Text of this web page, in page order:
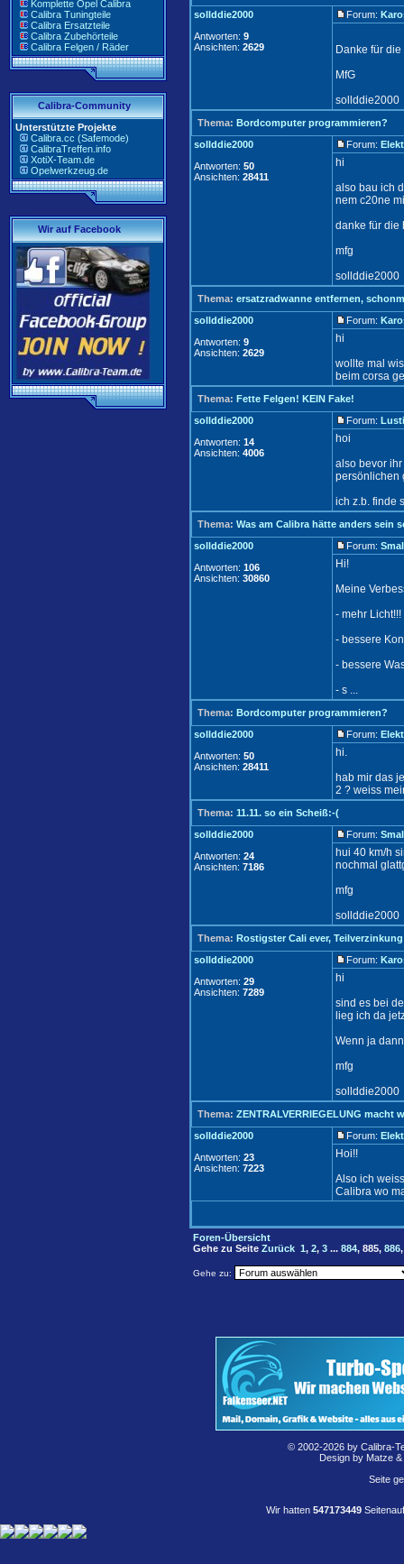
Komplette Opel Calibra
Calibra Tuningteile
Calibra Ersatzteile
Calibra Zubehörteile
Calibra Felgen / Räder
Calibra-Community
Unterstützte Projekte
Calibra.cc (Safemode)
CalibraTreffen.info
XotiX-Team.de
Opelwerkzeug.de
Wir auf Facebook
sollddie2000
Antworten: 9
Ansichten: 2629
Forum:
Danke für
MfG
sollddie2000
Thema: Bordcomputer programmieren?
sollddie2000
Antworten: 50
Ansichten: 28411
Forum:
hi
also bau ich
nem c20ne
danke für die
mfg
sollddie2000
Thema: ersatzradwanne entfernen,
sollddie2000
Antworten: 9
Ansichten: 2629
Forum:
hi
wollte mal
beim corsa
Thema: Fette Felgen! KEIN Fake!
sollddie2000
Antworten: 14
Ansichten: 4006
Forum:
hoi
also bevor
persönlichen
ich z.b. finde
Thema: Was am Calibra hätte anders sein
sollddie2000
Antworten: 106
Ansichten: 30860
Forum:
Hi!
Meine
- mehr
- bessere
- bessere
- s ...
Thema: Bordcomputer programmieren?
sollddie2000
Antworten: 50
Ansichten: 28411
Forum:
hi.
hab mir das
2 ? weiss
Thema: 11.11. so ein Scheiß:-(
sollddie2000
Antworten: 24
Ansichten: 7186
Forum:
hui 40 km/h
nochmal
mfg
sollddie2000
Thema: Rostigster Cali ever,
sollddie2000
Antworten: 29
Ansichten: 7289
Forum:
hi
sind es bei
lieg ich da
Wenn ja
mfg
sollddie2000
Thema: ZENTRALVERRIEGELUNG macht
sollddie2000
Antworten: 23
Ansichten: 7223
Forum:
Hoi!!
Also ich
Calibra wo
Foren-Übersicht
Gehe zu Seite Zurück 1, 2, 3 ... 884, 885, 886
Gehe zu:
© 2002-2026 by Calibra-
Design by Matze
Seite
Wir hatten 547173449